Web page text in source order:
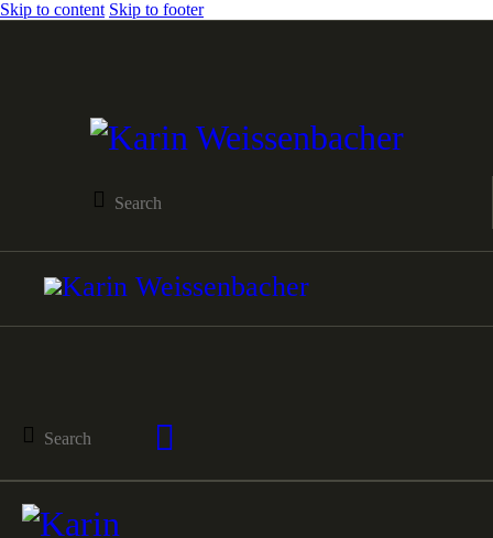
Skip to content Skip to footer